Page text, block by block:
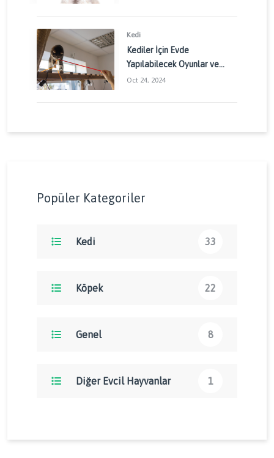
Kedi
Kediler İçin Evde
Yapılabilecek Oyunlar ve
Aktiviteler: Kedinizin
Oct 24, 2024
Popüler Kategoriler
Kedi 33
Köpek 22
Genel 8
Diğer Evcil Hayvanlar 1